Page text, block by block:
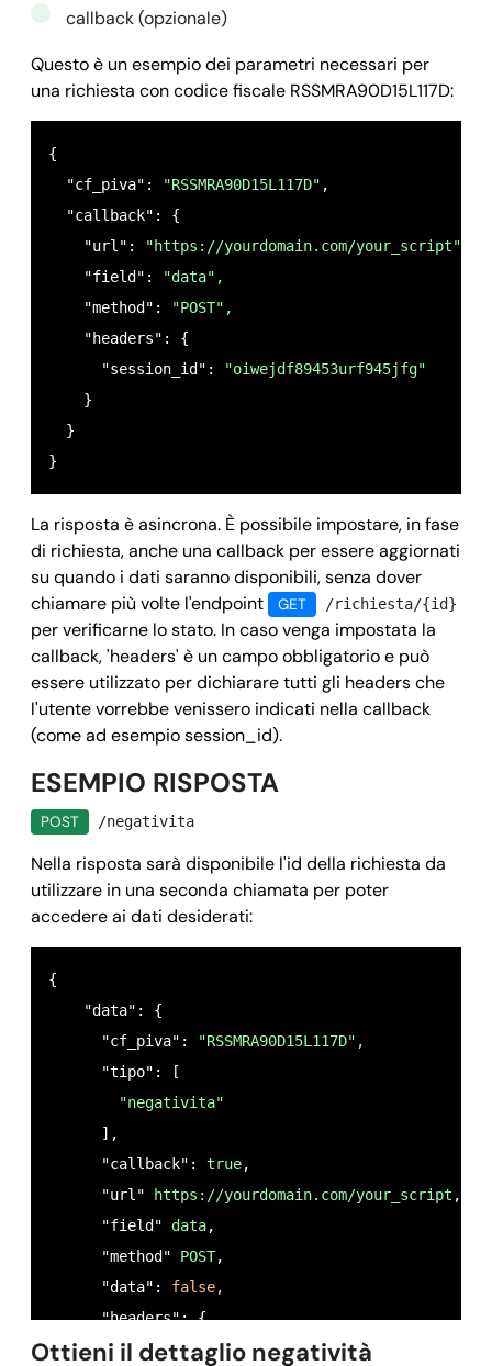
callback (opzionale)
Questo è un esempio dei parametri necessari per
una richiesta con codice fiscale RSSMRA90D15L117D:
{
  "cf_piva":
"RSSMRA90D15L117D" ,
  "callback": {
    "url":
"https://yourdomain.com/your_script",
    "field":
"data",
    "method":
"POST",
    "headers": {
      "session_id":
"oiwejdf89453urf945jfg"
    }
  }
La risposta è asincrona. È possibile impostare, in fase
di richiesta, anche una callback per essere aggiornati
su quando i dati saranno disponibili, senza dover
chiamare più volte l'endpoint
GET /richiesta/{id}
per verificarne lo stato. In caso venga impostata la
callback, 'headers' è un campo obbligatorio e può
essere utilizzato per dichiarare tutti gli headers che
l'utente vorrebbe venissero indicati nella callback
(come ad esempio session_id).
ESEMPIO RISPOSTA
POST /negativita
Nella risposta sarà disponibile l'id della richiesta da
utilizzare in una seconda chiamata per poter
accedere ai dati desiderati:
{
    "data": {
      "cf_piva":
"RSSMRA90D15L117D",
      "tipo": [
"negativita"
      ],
      "callback":
true,
      "url"
https://yourdomain.com/your_script ,
      "field"
data,
      "method"
POST,
      "data":
false,
      "headers": {
        "session_id": "
"oiwejdf89453urf945jfg"
Ottieni il dettaglio negatività